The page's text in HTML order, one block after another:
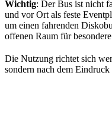
Wichtig: Der Bus ist nicht
und vor Ort als feste
um einen fahrenden
offenen Raum für
Die Nutzung richtet sich
sondern nach dem